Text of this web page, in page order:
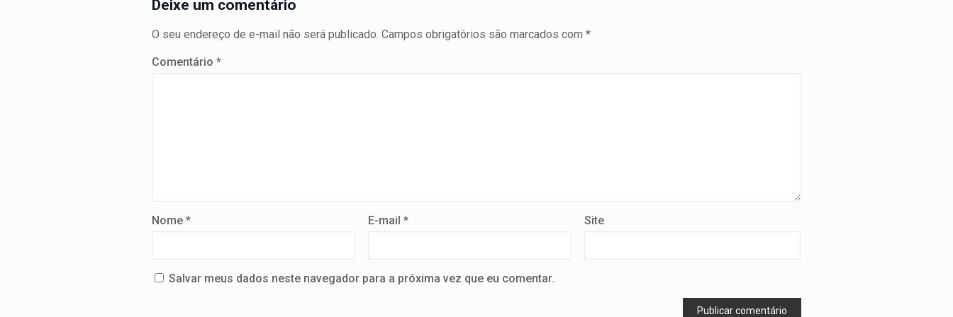
Deixe um comentário
O seu endereço de e-mail não será publicado. Campos obrigatórios são marcados com *
Comentário *
Nome * E-mail* Site
Salvar meus dados neste navegador para a próxima vez que eu comentar.